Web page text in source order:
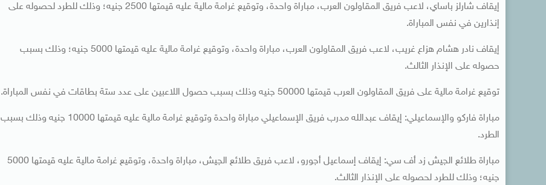
إيقاف شارلز باساي، لاعب فريق المقاولون العرب، مباراة واحدة، وتوقيع غرامة مالية عليه قيمتها 2500 جنيه؛ وذلك للطرد لحصوله على
إنذارين في نفس المباراة.
إيقاف نادر هشام هزاع غريب، لاعب فريق المقاولون العرب، مباراة واحدة، وتوقيع غرامة مالية عليه قيمتها 5000 جنيه؛ وذلك بسبب
حصوله على الإنذار الثالث.
توقيع غرامة مالية على فريق المقاولون العرب قيمتها 50000 جنيه وذلك بسبب حصول اللاعبين على عدد ستة بطاقات في نفس المباراة.
مباراة فاركو والإسماعيلي: إيقاف عبدالله مدرب فريق الإسماعيلي مباراة واحدة وتوقيع غرامة مالية عليه قيمتها 10000 جنيه وذلك بسبب
الطرد.
مباراة طلائع الجيش زد أف سي: إيقاف إسماعيل أجورو، لاعب فريق طلائع الجيش، مباراة واحدة، وتوقيع غرامة مالية عليه قيمتها 5000
جنيه؛ وذلك للطرد لحصوله على الإنذار الثالث.